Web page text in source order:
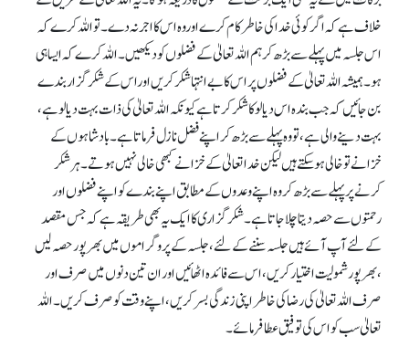
خلاف ہے کہ اگر کوئی خداکی خاطر کام کرے اوروہ اس کا اجر نہ دے۔ تو اللہ کرے کہ
اس جلسہ میں پہلے سے بڑھ کر ہم اللہ تعالیٰ کے فضلوں کو دیکھیں ۔اللہ کرے کہ ایسا ہی
ہو۔ ہمیشہ اللہ تعالیٰ کے فضلوں پر اس کا بے انتہا شکرکریں اوراس کے شکرگزار بندے
بن جائیں کہ جب بندہ اس دیالو کا شکر کرتاہے کیونکہ اللہ تعالیٰ کی ذات بہت دیالو ہے،
بہت دینے والی ہے، تو وہ پہلے سے بڑھ کر اپنے فضل نازل فرماتاہے۔بادشاہوں کے
خزانے تو خالی ہو سکتے ہیں لیکن خداتعالیٰ کے خزانے کبھی خالی نہیں ہوتے۔ ہر شکر
کرنے پر پہلے سے بڑھ کر وہ اپنے وعدوں کے مطابق اپنے بندے کو اپنے فضلوں اور
رحمتوں سے حصہ دیتا چلا جاتاہے۔ شکرگزاری کا ایک یہ بھی طریقہ ہے کہ جس مقصد
کے لئے آپ آئے ہیں جلسہ سننے کے لئے، جلسہ کے پروگراموں میں بھرپور حصہ لیں
،بھرپورشمولیت اختیار کریں ، اس سے فائدہ اٹھائیں اور ان تین دنوں میں صرف اور
صرف اللہ تعالیٰ کی رضا کی خاطر اپنی زندگی بسر کریں ، اپنے وقت کو صرف کریں ۔ اللہ
تعالیٰ سب کو اس کی توفیق عطا فرمائے۔